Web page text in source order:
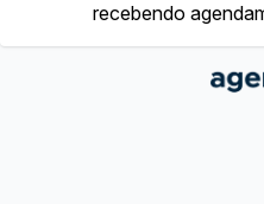
recebendo